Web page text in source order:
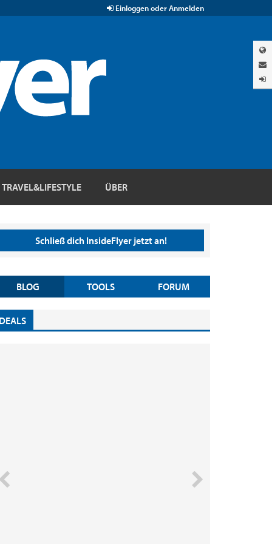
Einloggen oder Anmelden
TRAVEL&LIFESTYLE ÜBER
Schließ dich InsideFlyer jetzt an!
BLOG TOOLS FORUM
DEALS